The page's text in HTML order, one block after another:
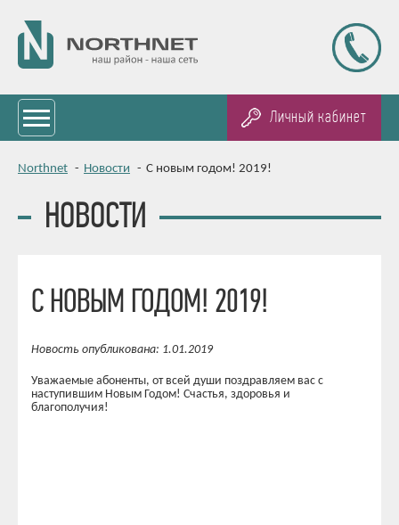
Личный кабинет
Northnet - Новости - С новым годом! 2019!
НОВОСТИ
С НОВЫМ ГОДОМ! 2019!
Новость опубликована: 1.01.2019
Уважаемые абоненты, от всей души поздравляем вас с
наступившим Новым Годом! Счастья, здоровья и
благополучия!